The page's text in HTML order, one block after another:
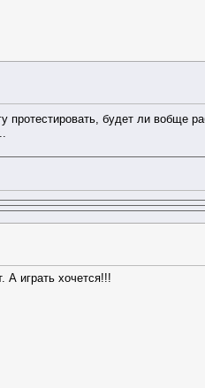
протестировать, будет ли вобще
А играть хочется!!!